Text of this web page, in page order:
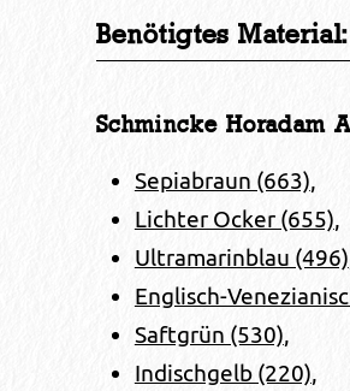
Benötigtes Material:
Schmincke Horadam
Sepiabraun (663),
Lichter Ocker (655),
Ultramarinblau (496)
Englisch-
Saftgrün (530),
Indischgelb (220),